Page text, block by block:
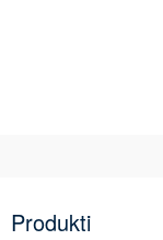
Produkti